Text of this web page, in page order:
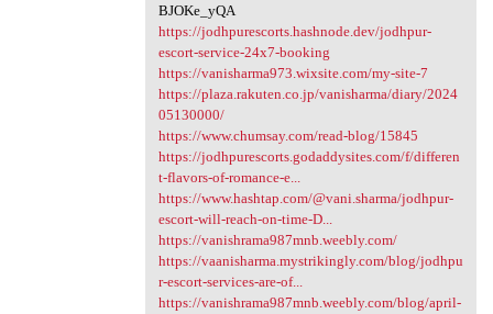
BJOKe_yQA
https://jodhpurescorts.hashnode.dev/jodhpur-
escort-service-24x7-booking
https://vanisharma973.wixsite.com/my-site-7
https://plaza.rakuten.co.jp/vanisharma/diary/2024
05130000/
https://www.chumsay.com/read-blog/15845
https://jodhpurescorts.godaddysites.com/f/differen
t-flavors-of-romance-e...
https://www.hashtap.com/@vani.sharma/jodhpur-
escort-will-reach-on-time-D...
https://vanishrama987mnb.weebly.com/
https://vaanisharma.mystrikingly.com/blog/jodhpu
r-escort-services-are-of...
https://vanishrama987mnb.weebly.com/blog/april-